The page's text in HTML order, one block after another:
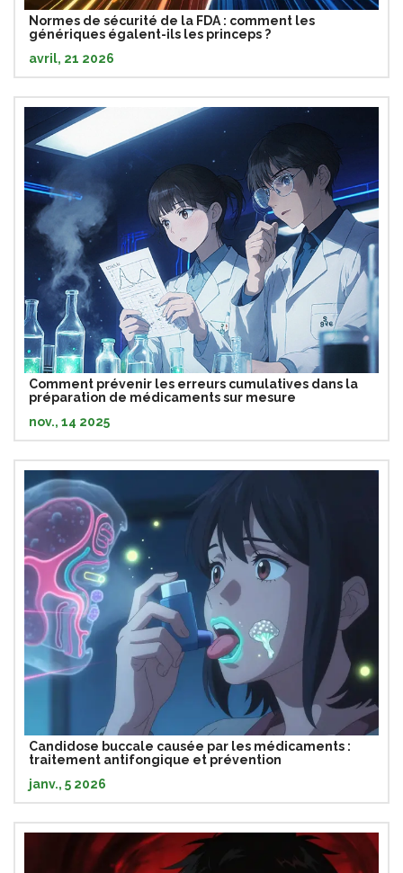
Normes de sécurité de la FDA : comment les
génériques égalent-ils les princeps ?
avril, 21 2026
Comment prévenir les erreurs cumulatives dans la
préparation de médicaments sur mesure
nov., 14 2025
Candidose buccale causée par les médicaments :
traitement antifongique et prévention
janv., 5 2026